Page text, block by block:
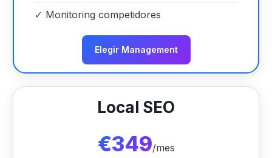
✓ Monitoring competidores
Elegir Management
Local SEO
€349/mes